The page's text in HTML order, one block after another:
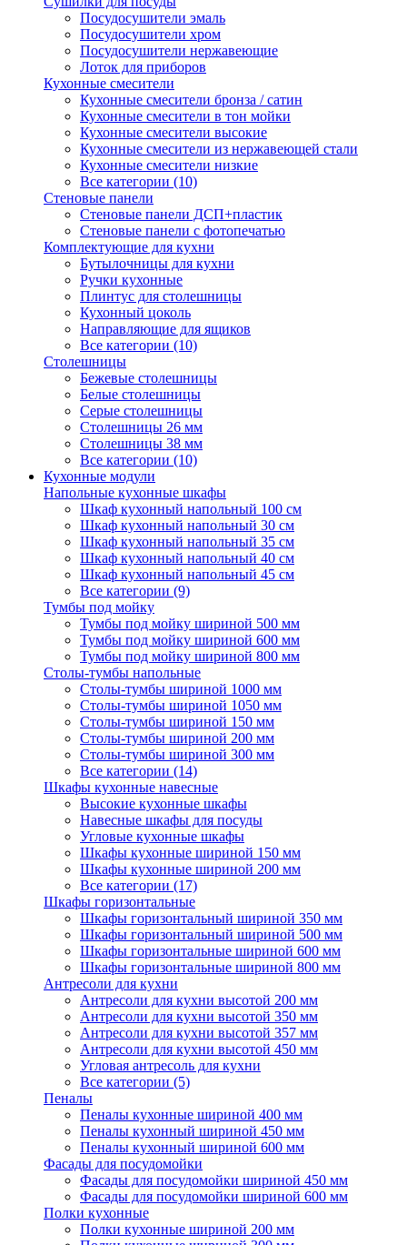
Посудосушители эмаль
Посудосушители хром
Посудосушители нержавеющие
Лоток для приборов
Кухонные смесители
Кухонные смесители бронза / сатин
Кухонные смесители в тон мойки
Кухонные смесители высокие
Кухонные смесители из нержавеющей стали
Кухонные смесители низкие
Все категории (10)
Стеновые панели
Стеновые панели ДСП+пластик
Стеновые панели с фотопечатью
Комплектующие для кухни
Бутылочницы для кухни
Ручки кухонные
Плинтус для столешницы
Кухонный цоколь
Направляющие для ящиков
Все категории (10)
Столешницы
Бежевые столешницы
Белые столешницы
Серые столешницы
Столешницы 26 мм
Столешницы 38 мм
Все категории (10)
Кухонные модули
Напольные кухонные шкафы
Шкаф кухонный напольный 100 см
Шкаф кухонный напольный 30 см
Шкаф кухонный напольный 35 см
Шкаф кухонный напольный 40 см
Шкаф кухонный напольный 45 см
Все категории (9)
Тумбы под мойку
Тумбы под мойку шириной 500 мм
Тумбы под мойку шириной 600 мм
Тумбы под мойку шириной 800 мм
Столы-тумбы напольные
Столы-тумбы шириной 1000 мм
Столы-тумбы шириной 1050 мм
Столы-тумбы шириной 150 мм
Столы-тумбы шириной 200 мм
Столы-тумбы шириной 300 мм
Все категории (14)
Шкафы кухонные навесные
Высокие кухонные шкафы
Навесные шкафы для посуды
Угловые кухонные шкафы
Шкафы кухонные шириной 150 мм
Шкафы кухонные шириной 200 мм
Все категории (17)
Шкафы горизонтальные
Шкафы горизонтальный шириной 350 мм
Шкафы горизонтальный шириной 500 мм
Шкафы горизонтальные шириной 600 мм
Шкафы горизонтальные шириной 800 мм
Антресоли для кухни
Антресоли для кухни высотой 200 мм
Антресоли для кухни высотой 350 мм
Антресоли для кухни высотой 357 мм
Антресоли для кухни высотой 450 мм
Угловая антресоль для кухни
Все категории (5)
Пеналы
Пеналы кухонные шириной 400 мм
Пеналы кухонный шириной 450 мм
Пеналы кухонный шириной 600 мм
Фасады для посудомойки
Фасады для посудомойки шириной 450 мм
Фасады для посудомойки шириной 600 мм
Полки кухонные
Полки кухонные шириной 200 мм